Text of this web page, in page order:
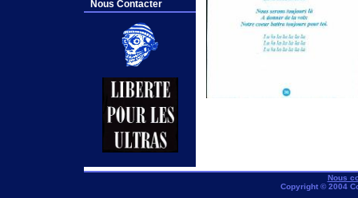
Nous Contacter
Nous
Copyright © 2004